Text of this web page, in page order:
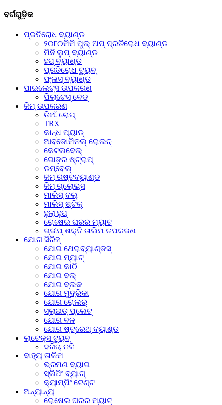
ବର୍ଗଗୁଡ଼ିକ
ପ୍ରତିରୋଧ ବ୍ୟାଣ୍ଡ
୨୦୮୦ମିମି ପୁଲ୍ ଅପ୍ ପ୍ରତିରୋଧ ବ୍ୟାଣ୍ଡ
ମିନି ଲୁପ୍ ବ୍ୟାଣ୍ଡ
ହିପ୍ ବ୍ୟାଣ୍ଡ
ପ୍ରତିରୋଧ ଟ୍ୟୁବ୍
ଫ୍ଲସ୍ ବ୍ୟାଣ୍ଡ
ପାଇଲେଟ୍ସ ଉପକରଣ
ପିଲାଟେସ୍ ବେଡ୍
ଜିମ୍ ଉପକରଣ
ଡିଆଁ ରୋପ୍
TRX
କାନ୍ଧ ପ୍ୟାଡ୍
ଆବଡୋମିନଲ୍ ରୋଲର୍
କେଟଲବେଲ୍
ଗୋଡ଼ର ଷ୍ଟ୍ରାପ୍
ଡମ୍ବେଲ୍‌
ଜିମ୍ ରିଷ୍ଟବ୍ୟାଣ୍ଡ
ଜିମ୍ ଗ୍ଲୋଭ୍ସ
ମାଲିସ୍ ବଲ୍
ମାଲିସ୍ ଷ୍ଟିକ୍
ହୁଲା ହୁପ୍
ରୋଷେଇ ଘରର ମ୍ୟାଟ୍
ଗ୍ରୀପ୍ ଶକ୍ତି ତାଲିମ ଉପକରଣ
ଯୋଗ ସିରିଜ୍
ଯୋଗ ଥେରାବ୍ୟାଣ୍ଡସ୍
ଯୋଗ ମ୍ୟାଟ୍
ଯୋଗ କାଠି
ଯୋଗ ବଲ୍
ଯୋଗ ବ୍ଲକ
ଯୋଗ ମୁଦ୍ରିକା
ଯୋଗ ରୋଲର୍
ସ୍ଲାଇଡ୍ ପ୍ଲେଟ୍
ଯୋଗ ବଳ
ଯୋଗ ଷ୍ଟ୍ରେଥ୍ ବ୍ୟାଣ୍ଡ
ଲାଟେକ୍ସ ଟ୍ୟୁବ୍
ବଗିଚା ନଳି
ବାହ୍ୟ ତାଲିମ
ଭ୍ରମଣ ବ୍ୟାଗ
ସ୍ଲିପିଂ ବ୍ୟାଗ୍
କ୍ୟାମ୍ପିଂ ଟେଣ୍ଟ
ଅନ୍ୟାନ୍ୟ
ରୋଷେଇ ଘରର ମ୍ୟାଟ୍